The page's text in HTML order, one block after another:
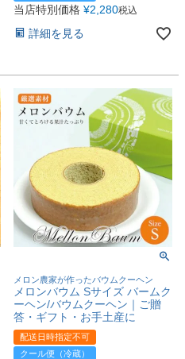
当店特別価格 ¥2,280税込
詳細を見る
メロン農家が作ったバウムクーヘン
メロンバウム Sサイズ バームク
ーヘン/バウムクーヘン｜ご贈
答・ギフト・お手土産に
配送日時指定不可
クール便（冷蔵）